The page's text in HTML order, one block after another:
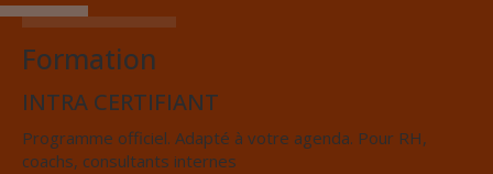
Formation
INTRA CERTIFIANT
Programme officiel. Adapté à votre agenda. Pour RH,
coachs, consultants internes